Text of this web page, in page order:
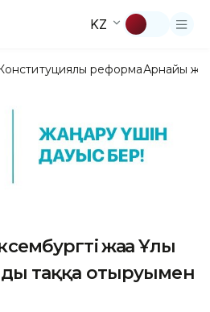
KZ
реформаАрнайы
жаңа Ұлы
таққа отыруымен